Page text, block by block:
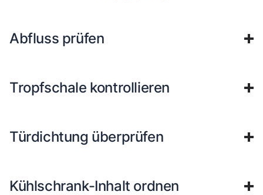
Abfluss prüfen
Tropfschale kontrollieren
Türdichtung überprüfen
Kühlschrank-Inhalt ordnen